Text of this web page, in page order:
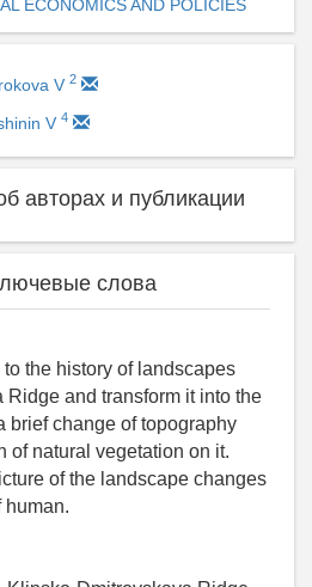
ECONOMICS AND POLICIES
V 2
V 4
авторах и публикации
слова
the history of landscapes
Ridge and transform it into the
brief change of topography
of natural vegetation on it.
of the landscape changes
human.